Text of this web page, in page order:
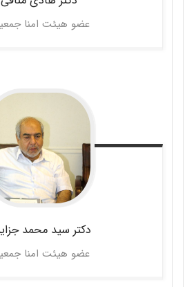
عضو هیئت امنا
دکتر سید محمد
عضو هیئت امنا